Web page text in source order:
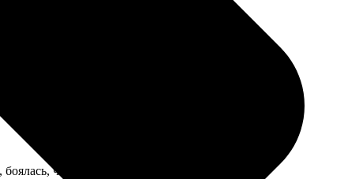
что отломится, но все обошлось, шары